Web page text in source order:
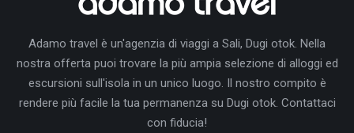
Adamo travel è un'agenzia di viaggi a Sali, Dugi otok. Nella
nostra offerta puoi trovare la più ampia selezione di alloggi ed
escursioni sull'isola in un unico luogo. Il nostro compito è
rendere più facile la tua permanenza su Dugi otok. Contattaci
con fiducia!